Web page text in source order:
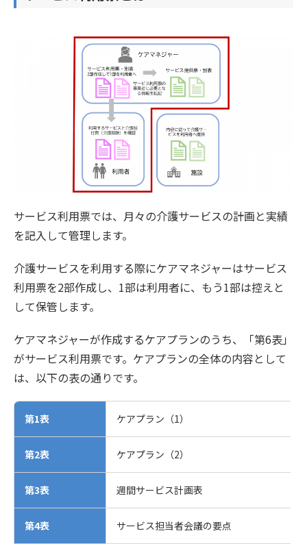
サービス利用票では、月々の介護サービスの計画と実績
を記入して管理します。
介護サービスを利用する際にケアマネジャーはサービス
利用票を2部作成し、1部は利用者に、もう1部は控えと
して保管します。
ケアマネジャーが作成するケアプランのうち、「第6表」
がサービス利用票です。ケアプランの全体の内容として
は、以下の表の通りです。
第1表 ケアプラン（1）
第2表 ケアプラン（2）
第3表 週間サービス計画表
第4表 サービス担当者会議の要点